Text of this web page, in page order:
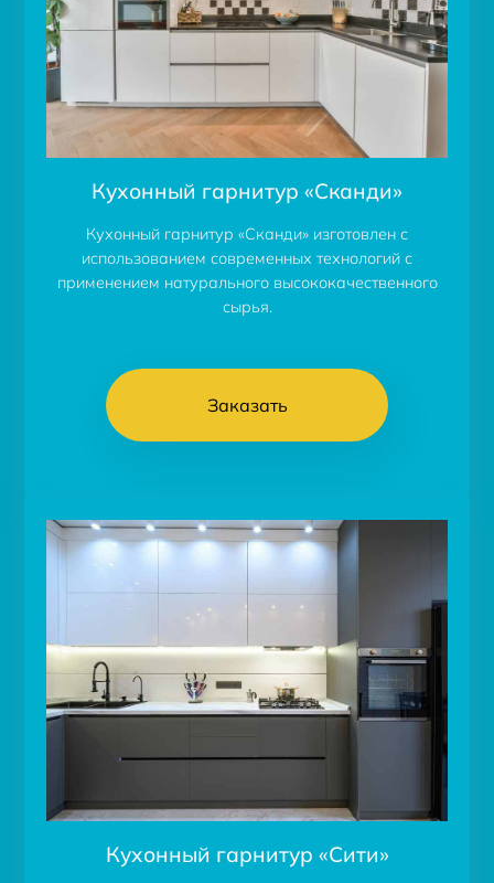
Кухонный гарнитур «Сканди»
Кухонный гарнитур «Сканди» изготовлен с
использованием современных технологий с
применением натурального высококачественного
сырья.
Заказать
Кухонный гарнитур «Сити»